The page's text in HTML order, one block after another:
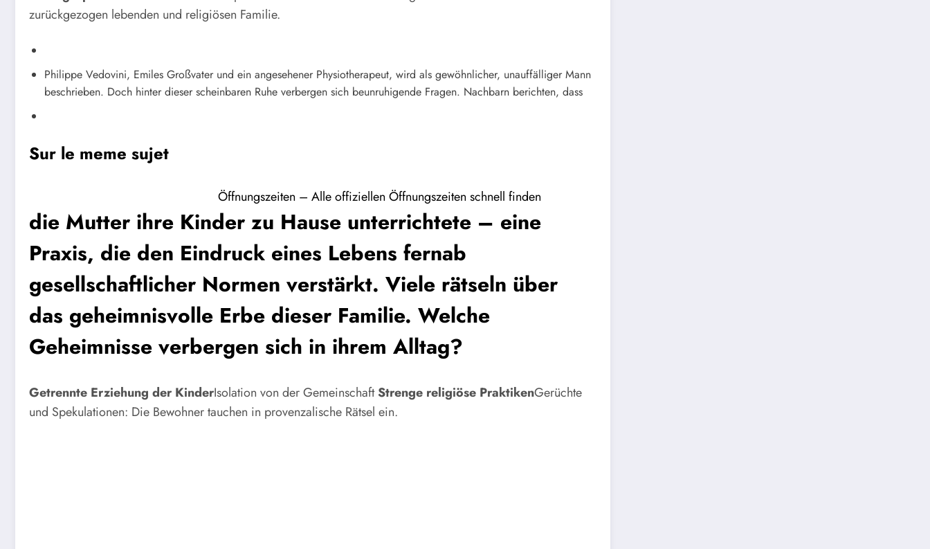
zurückgezogen lebenden und religiösen Familie.
Philippe Vedovini, Emiles Großvater und ein angesehener Physiotherapeut, wird als gewöhnlicher, unauffälliger Mann
beschrieben. Doch hinter dieser scheinbaren Ruhe verbergen sich beunruhigende Fragen. Nachbarn berichten, dass
Sur le meme sujet
Öffnungszeiten – Alle offiziellen Öffnungszeiten schnell finden
die Mutter ihre Kinder zu Hause unterrichtete – eine
Praxis, die den Eindruck eines Lebens fernab
gesellschaftlicher Normen verstärkt. Viele rätseln über
das geheimnisvolle Erbe dieser Familie. Welche
Geheimnisse verbergen sich in ihrem Alltag?
Getrennte Erziehung der KinderIsolation von der GemeinschaftStrenge religiöse PraktikenGerüchte
und Spekulationen: Die Bewohner tauchen in provenzalische Rätsel ein.